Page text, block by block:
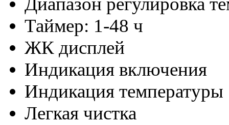
Таймер: 1-48 ч
ЖК дисплей
Индикация включения
Индикация температуры
Легкая чистка